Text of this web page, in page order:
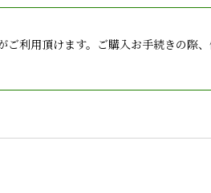
利用頂けます。ご購入お手続きの際